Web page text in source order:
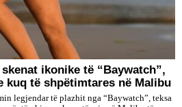
ikonike të “Baywatch”,
kuq të shpëtimtares në Malibu
legjendar të plazhit nga “Baywatch”, teksa